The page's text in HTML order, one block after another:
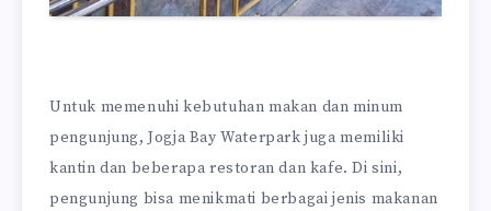
Untuk memenuhi kebutuhan makan dan minum
pengunjung, Jogja Bay Waterpark juga memiliki
kantin dan beberapa restoran dan kafe. Di sini,
pengunjung bisa menikmati berbagai jenis makanan